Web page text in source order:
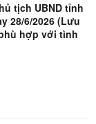
tịch UBND tỉnh
28/6/2026 (Lưu
hợp với tình